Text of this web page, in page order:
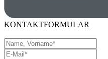
KONTAKTFORMULAR